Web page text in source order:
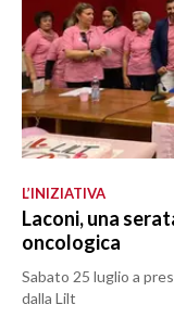
L’INIZIATIVA
Laconi, una
oncologica
Sabato 25 luglio a
dalla Lilt